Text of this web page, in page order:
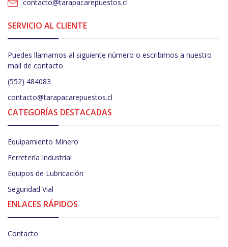
contacto@tarapacarepuestos.cl
SERVICIO AL CLIENTE
Puedes llamarnos al siguiente número o escribirnos a nuestro
mail de contacto
(552) 484083
contacto@tarapacarepuestos.cl
CATEGORÍAS DESTACADAS
Equipamiento Minero
Ferretería Industrial
Equipos de Lubricación
Seguridad Vial
ENLACES RÁPIDOS
Contacto